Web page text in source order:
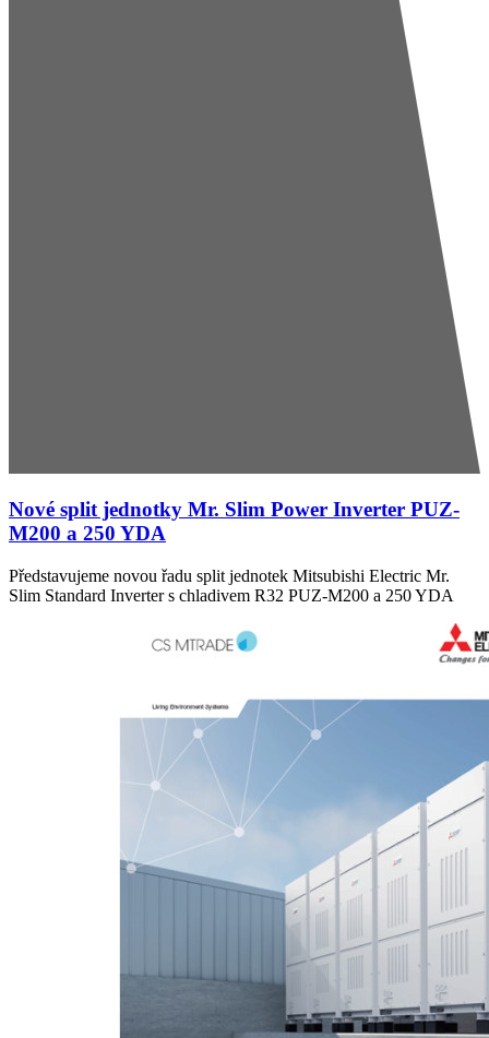
Nové split jednotky Mr. Slim Power Inverter PUZ-
M200 a 250 YDA
Představujeme novou řadu split jednotek Mitsubishi Electric Mr.
Slim Standard Inverter s chladivem R32 PUZ-M200 a 250 YDA